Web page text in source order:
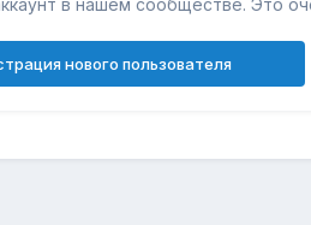
в нашем сообществе. Это
нового пользователя